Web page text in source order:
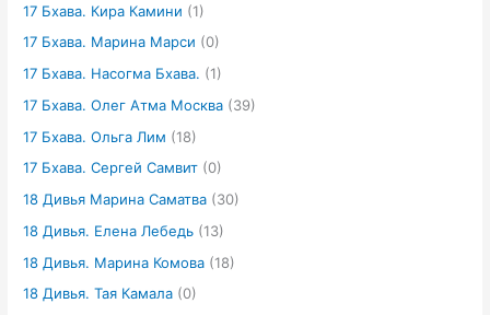
17 Бхава. Кира Камини (1)
17 Бхава. Марина Марси (0)
17 Бхава. Насогма Бхава. (1)
17 Бхава. Олег Атма Москва (39)
17 Бхава. Ольга Лим (18)
17 Бхава. Сергей Самвит (0)
18 Дивья Марина Саматва (30)
18 Дивья. Елена Лебедь (13)
18 Дивья. Марина Комова (18)
18 Дивья. Тая Камала (0)